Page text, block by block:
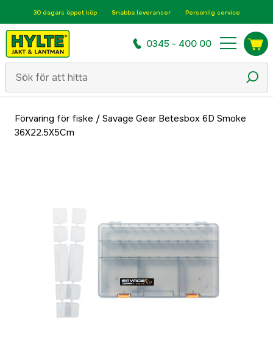
30 dagars öppet köp Snabba leveranser Personlig service
0345 - 400 00
Förvaring för fiske / Savage Gear Betesbox 6D Smoke
36X22.5X5Cm